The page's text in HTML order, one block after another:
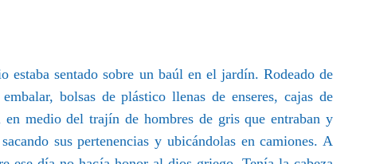
estaba sentado sobre un baúl en el jardín. Rodeado de
bolsas de plástico llenas de enseres, cajas de
medio del trajín de hombres de gris que entraban y
sus pertenencias y ubicándolas en camiones. A